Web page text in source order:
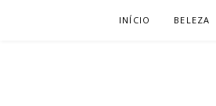
INÍCIO BELEZA